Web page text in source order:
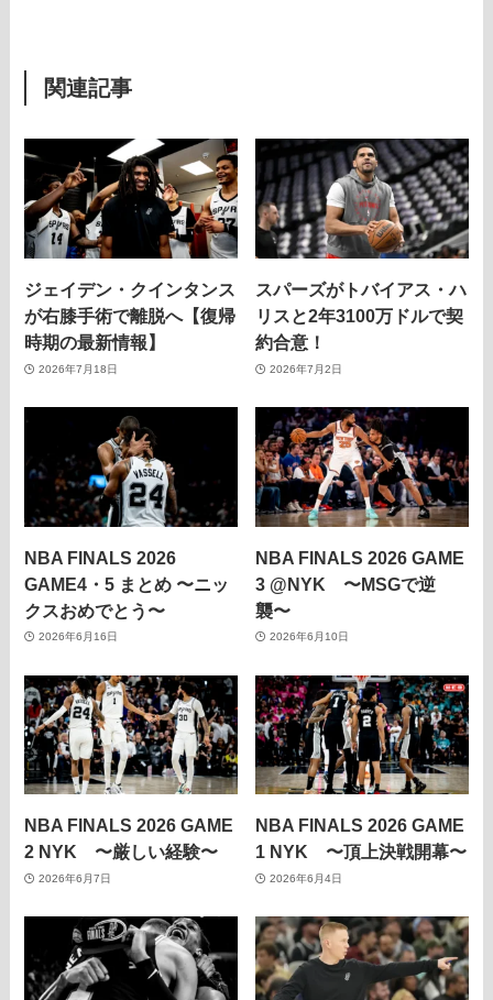
関連記事
ジェイデン・クインタンス
が右膝手術で離脱へ【復帰
時期の最新情報】
2026年7月18日
スパーズがトバイアス・ハ
リスと2年3100万ドルで契
約合意！
2026年7月2日
NBA FINALS 2026
GAME4・5 まとめ 〜ニッ
クスおめでとう〜
2026年6月16日
NBA FINALS 2026 GAME
3 @NYK 〜MSGで逆
襲〜
2026年6月10日
NBA FINALS 2026 GAME
2 NYK 〜厳しい経験〜
2026年6月7日
NBA FINALS 2026 GAME
1 NYK 〜頂上決戦開幕〜
2026年6月4日